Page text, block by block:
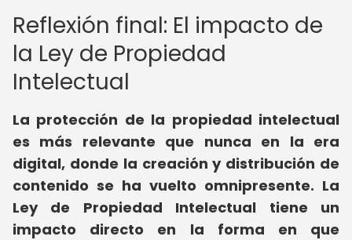
Reflexión final: El impacto de
la Ley de Propiedad
Intelectual
La protección de la propiedad intelectual
es más relevante que nunca en la era
digital, donde la creación y distribución de
contenido se ha vuelto omnipresente. La
Ley de Propiedad Intelectual tiene un
impacto directo en la forma en que